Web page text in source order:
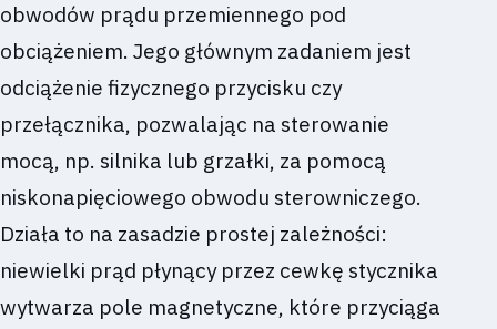
obwodów prądu przemiennego pod
obciążeniem. Jego głównym zadaniem jest
odciążenie fizycznego przycisku czy
przełącznika, pozwalając na sterowanie
mocą, np. silnika lub grzałki, za pomocą
niskonapięciowego obwodu sterowniczego.
Działa to na zasadzie prostej zależności:
niewielki prąd płynący przez cewkę stycznika
wytwarza pole magnetyczne, które przyciąga